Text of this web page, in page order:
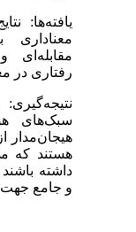
یافته‌ها:
مقابله‌ای
رفتاری در
سبک‌های
هیجان‌مدار
هستند که
داشته باشند
و جامع جهت